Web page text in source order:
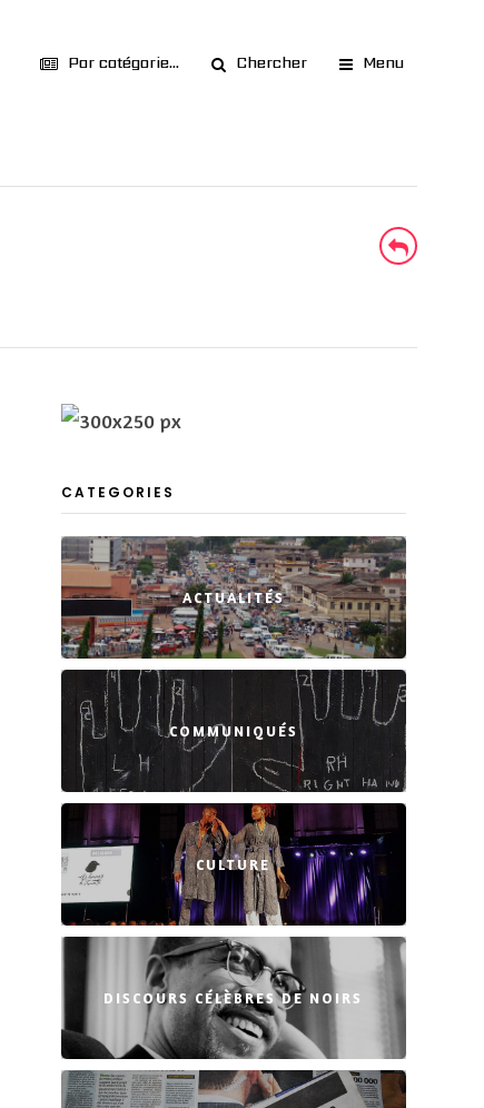
Par catégorie... Chercher Menu
CATEGORIES
ACTUALITÉS
COMMUNIQUÉS
CULTURE
DISCOURS CÉLÈBRES DE NOIRS